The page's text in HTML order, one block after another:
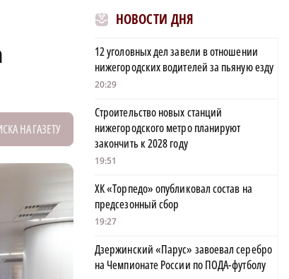
НА ГАЗЕТУ
НОВОСТИ ДНЯ
12 уголовных дел завели в отношении
нижегородских водителей за пьяную езду
20:29
Строительство новых станций
нижегородского метро планируют
закончить к 2028 году
19:51
ХК «Торпедо» опубликовал состав на
предсезонный сбор
19:27
Дзержинский «Парус» завоевал серебро
на Чемпионате России по ПОДА-футболу